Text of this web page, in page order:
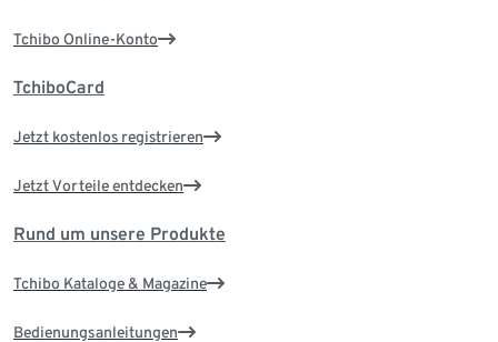
Tchibo Online-Konto
TchiboCard
Jetzt kostenlos registrieren
Jetzt Vorteile entdecken
Rund um unsere Produkte
Tchibo Kataloge & Magazine
Bedienungsanleitungen